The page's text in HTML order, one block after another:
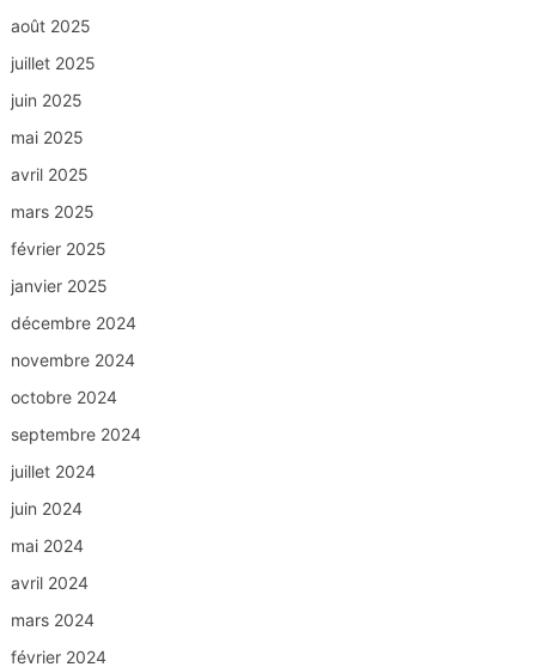
août 2025
juillet 2025
juin 2025
mai 2025
avril 2025
mars 2025
février 2025
janvier 2025
décembre 2024
novembre 2024
octobre 2024
septembre 2024
juillet 2024
juin 2024
mai 2024
avril 2024
mars 2024
février 2024